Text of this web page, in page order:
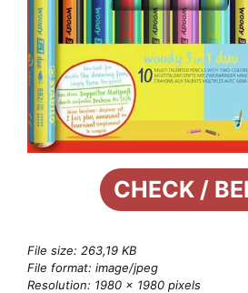
CHECK /
File size: 263,19 KB
File format: image/jpeg
Resolution: 1980 × 1980 pixels